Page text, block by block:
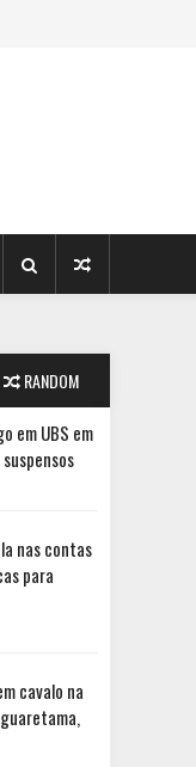
RANDOM
em UBS em
nas contas
para
cavalo na